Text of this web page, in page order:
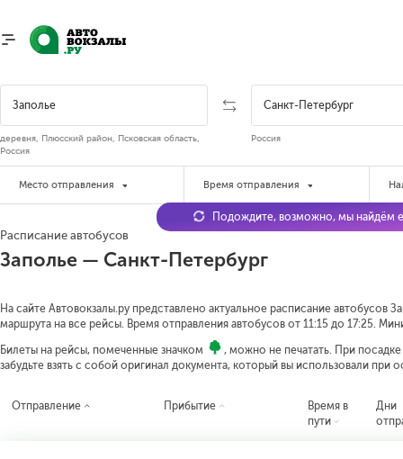
деревня, Плюсский район, Псковская область,
Россия
Россия
Место отправления Время отправления
Расписание автобусов
Заполье — Санкт-Петербург
На сайте Автовокзалы.ру представлено актуальное расписание автобусов
маршрута на все рейсы. Время отправления автобусов от 11:15 до 17:25.
Билеты на рейсы, помеченные значком
, можно не печатать. При
забудьте взять с собой оригинал документа, который вы использовали при
Подождите, возможно, мы найдём
Отправление Прибытие
Время в
пути
Дни